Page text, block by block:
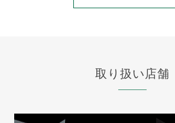
取り扱い店舗